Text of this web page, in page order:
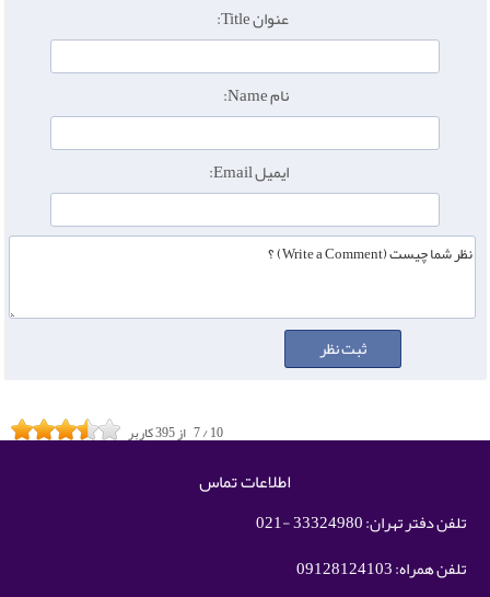
عنوان Title:
نام Name:
ایمیل Email:
7/10 از395کاربر
اطلاعات تماس
تلفن دفتر تهران: 33324980 -021
تلفن همراه: 09128124103